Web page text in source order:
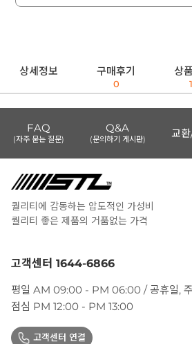
상세정보 구매후기
0
상
FAQ
(자주 묻는 질문)
Q&A
(문의하기 게시판) 교
퀄리티에 감동하는 압도적인 가성비
퀄리티 좋은 제품의 거품없는 가격
고객센터 1644-6866
평일 AM 09:00 - PM 06:00 / 공휴일,
점심 PM 12:00 - PM 13:00
고객센터 연결